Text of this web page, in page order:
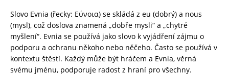
Slovo Evnia (řecky: Εύνοια) se skládá z eu (dobrý) a nous
(mysl), což doslova znamená „dobře mysli“ a „chytré
myšlení“. Evnia se používá jako slovo k vyjádření zájmu o
podporu a ochranu někoho nebo něčeho. Často se používá v
kontextu štěstí. Každý může být hráčem a Evnia, věrná
svému jménu, podporuje radost z hraní pro všechny.